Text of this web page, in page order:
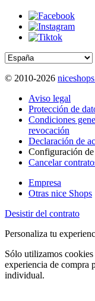
© 2010-2026
Aviso legal
Protección de
Condiciones
revocación
Declaración de
Configuración
Cancelar
Empresa
Otras nice Shops
Desistir del contrato
Personaliza tu
Sólo utilizamos
experiencia de compra
individual.